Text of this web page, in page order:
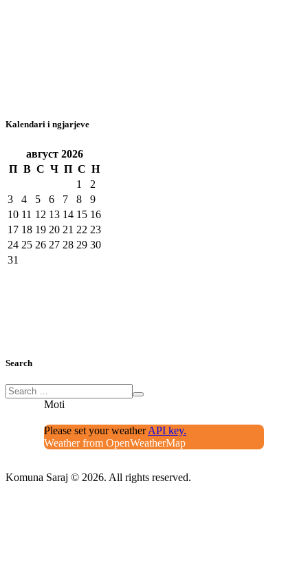
Kalendari i ngjarjeve
август 2026
П В С Ч П С Н
1
2
3
4 5 6 7 8
9
10 11 12 13 14 15 16
17 18 19 20 21 22 23
24 25 26 27 28 29 30
31
Search
Moti
Please set your weatherAPI key.
Weather from OpenWeatherMap
Komuna Saraj © 2026. All rights reserved.